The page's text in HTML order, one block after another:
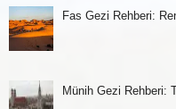
Fas Gezi Rehberi:
Münih Gezi Rehberi: